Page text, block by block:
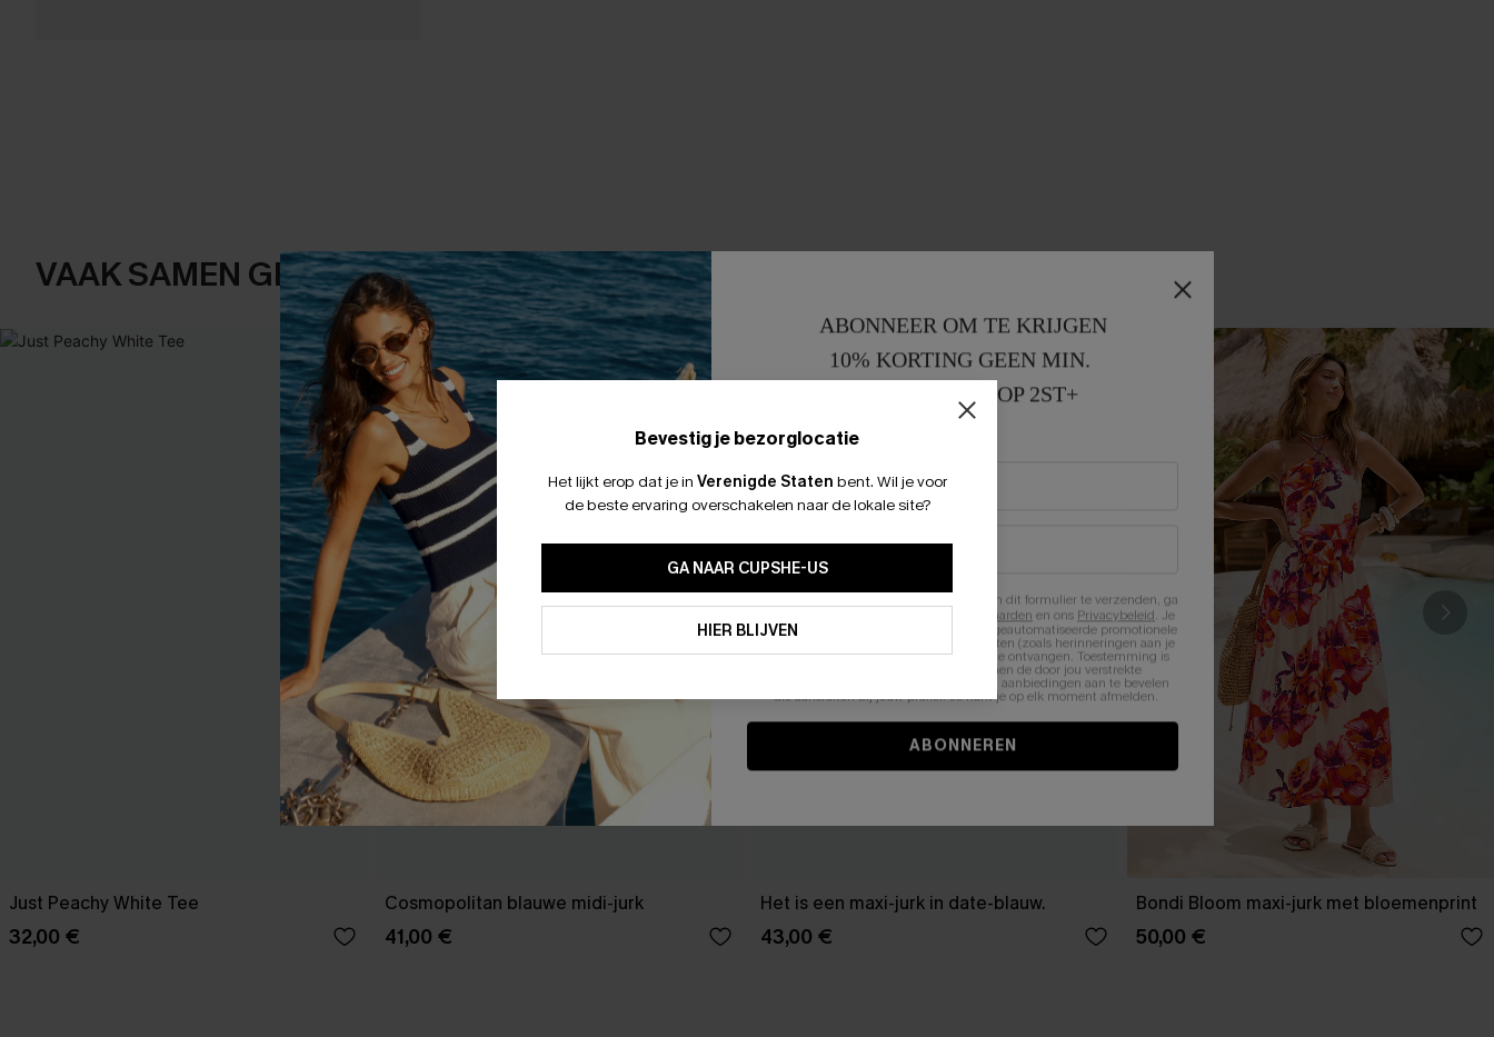
VAAK SAMEN GEKOCHT
Just Peachy White Tee
32,00 €
Cosmopolitan blauwe midi-jurk
41,00 €
Het is een maxi-jurk in date-blauw.
43,00 €
Bondi Bloom maxi-jurk met bloemenprint
50,00 €
Bevestig je bezorglocatie
Het lijkt erop dat je in Verenigde Staten bent. Wil je voor
de beste ervaring overschakelen naar de lokale site?
GA NAAR CUPSHE-US
HIER BLIJVEN
ABONNEER OM TE KRIJGEN
10% KORTING GEEN MIN.
15% KORTING OP 2ST+
Door je contactgegevens in te vullen en dit formulier te verzenden, ga
Algemene Voorwaarden en ons Privacybeleid. Je
stemt er tevens mee in om herhaalde geautomatiseerde promotionele
en gepersonaliseerde marketingberichten (zoals herinneringen aan je
winkelwagen) en e-mails van Cupshe te ontvangen. Toestemming is
niet vereist voor een aankoop. We kunnen de door jou verstrekte
informatie gebruiken om producten en aanbiedingen aan te bevelen
die aansluiten bij jouw profiel. Je kunt je op elk moment afmelden.
ABONNEREN